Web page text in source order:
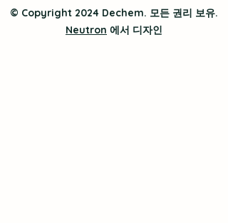
© Copyright 2024 Dechem. 모든 권리 보유.
Neutron 에서 디자인